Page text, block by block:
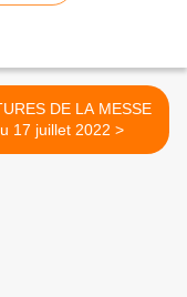
DE LA MESSE
du 17 juillet 2022 >